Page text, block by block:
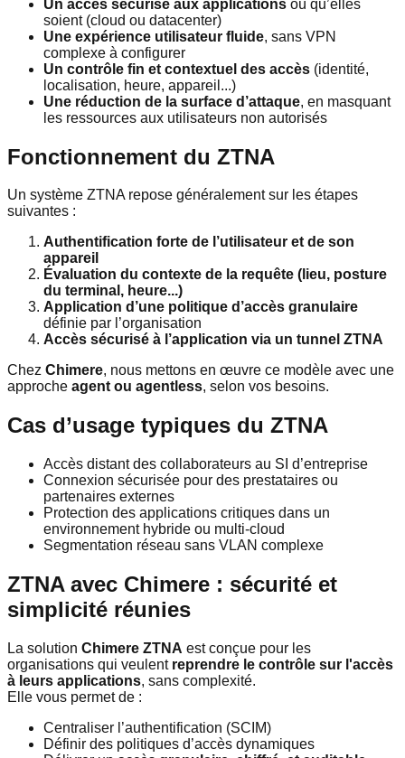
Un accès sécurisé aux applications où qu’elles
soient (cloud ou datacenter)
Une expérience utilisateur fluide, sans VPN
complexe à configurer
Un contrôle fin et contextuel des accès (identité,
localisation, heure, appareil...)
Une réduction de la surface d’attaque, en masquant
les ressources aux utilisateurs non autorisés
Fonctionnement du ZTNA
Un système ZTNA repose généralement sur les étapes
suivantes :
Authentification forte de l’utilisateur et de son
appareil
Évaluation du contexte de la requête (lieu, posture
du terminal, heure...)
Application d’une politique d’accès granulaire
définie par l’organisation
Accès sécurisé à l’application via un tunnel ZTNA
Chez Chimere, nous mettons en œuvre ce modèle avec une
approche agent ou agentless, selon vos besoins.
Cas d’usage typiques du ZTNA
Accès distant des collaborateurs au SI d’entreprise
Connexion sécurisée pour des prestataires ou
partenaires externes
Protection des applications critiques dans un
environnement hybride ou multi-cloud
Segmentation réseau sans VLAN complexe
ZTNA avec Chimere : sécurité et
simplicité réunies
La solution Chimere ZTNA est conçue pour les
organisations qui veulent reprendre le contrôle sur l'accès
à leurs applications, sans complexité.
Elle vous permet de :
Centraliser l’authentification (SCIM)
Définir des politiques d’accès dynamiques